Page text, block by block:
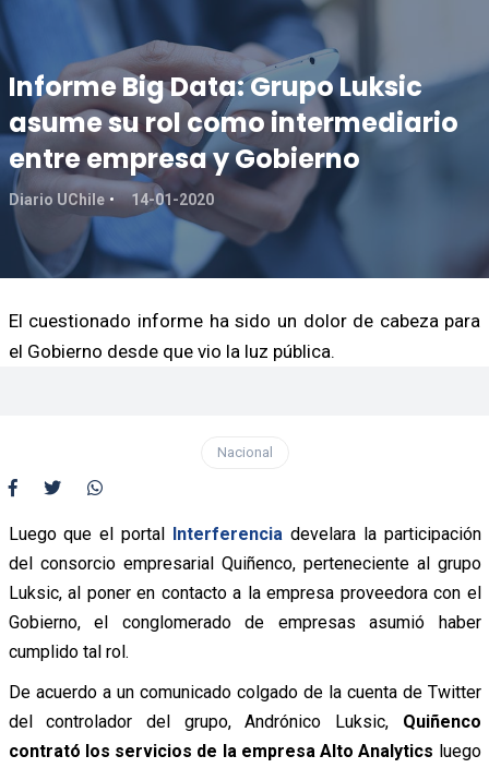
Informe Big Data: Grupo Luksic
asume su rol como intermediario
entre empresa y Gobierno
Diario UChile 14-01-2020
El cuestionado informe ha sido un dolor de cabeza para
el Gobierno desde que vio la luz pública.
Nacional
Luego que el portal Interferencia develara la participación
del consorcio empresarial Quiñenco, perteneciente al grupo
Luksic, al poner en contacto a la empresa proveedora con el
Gobierno, el conglomerado de empresas asumió haber
cumplido tal rol.
De acuerdo a un comunicado colgado de la cuenta de Twitter
del controlador del grupo, Andrónico Luksic, Quiñenco
contrató los servicios de la empresa Alto Analytics luego